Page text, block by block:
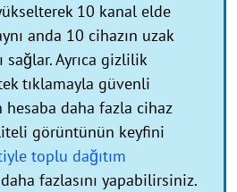
10 kanal elde
anda 10 cihazın uzak
sağlar. Ayrıca gizlilik
tıklamayla güvenli
hesaba daha fazla cihaz
görüntünün keyfini
toplu dağıtım
fazlasını yapabilirsiniz.